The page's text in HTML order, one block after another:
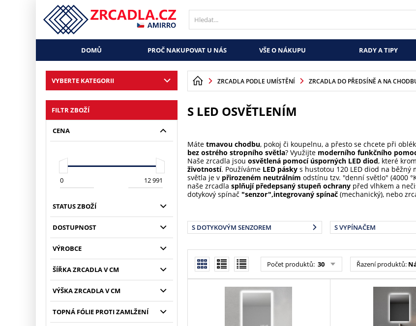
DOMŮ PROČ NAKUPOVAT U NÁS VŠE O NÁKUPU RADY A TIPY
VYBERTE KATEGORII
FILTR ZBOŽÍ
CENA
STATUS ZBOŽÍ
DOSTUPNOST
VÝROBCE
ŠÍŘKA ZRCADLA V CM
VÝŠKA ZRCADLA V CM
TOPNÁ FÓLIE PROTI ZAMLŽENÍ
ZRCADLA PODLE UMÍSTĚNÍ ZRCADLA DO PŘEDSÍNĚ A NA
S LED OSVĚTLENÍM
Máte tmavou chodbu, pokoj či koupelnu, a přesto se chcete při
bez ostrého stropního světla? Využijte moderního funkčního
Naše zrcadla jsou osvětlená pomocí úsporných LED diod, které
životností. Používáme LED páskys hustotou 120 LED diod na běžný
světla je v přirozeném neutrálním odstínu tzv. "denní světlo" (4000
naše zrcadla splňují předepsaný stupeň ochranypřed vlhkem a
dotykový spínač "senzor",integrovaný spínač(mechanický), nebo
S DOTYKOVÝM SENZOREM S VYPÍNAČEM
Počet produktů: 30 Řazení produktů: